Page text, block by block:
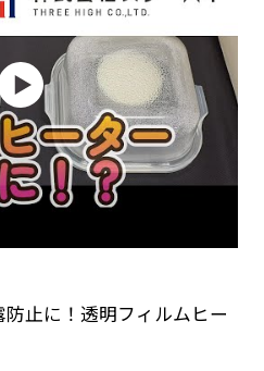
防止に！透明フィルムヒー